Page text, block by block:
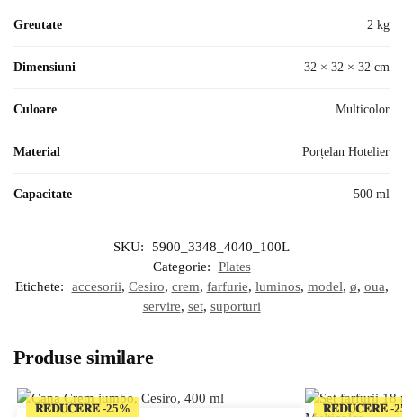
Greutate 2 kg
Dimensiuni 32 × 32 × 32 cm
Culoare Multicolor
Material Porțelan Hotelier
Capacitate 500 ml
SKU:
5900_3348_4040_100L
Categorie:
Plates
Etichete:
accesorii, Cesiro, crem, farfurie, luminos, model, ø, oua,
servire, set, suporturi
Produse similare
𝐑𝐄𝐃𝐔𝐂𝐄𝐑𝐄 𝐑𝐄𝐃𝐔𝐂𝐄𝐑𝐄